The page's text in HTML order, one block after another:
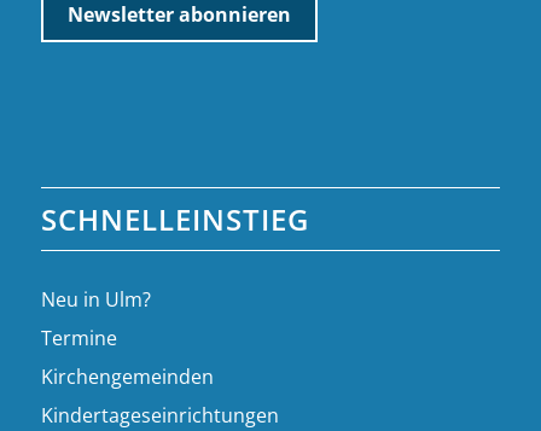
SCHNELLEINSTIEG
Neu in Ulm?
Termine
Kirchengemeinden
Kindertageseinrichtungen